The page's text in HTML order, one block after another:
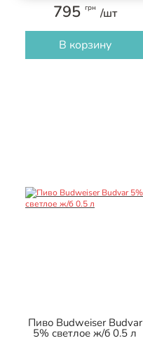
795 грн /шт
В корзину
Пиво Budweiser Budvar
5% светлое ж/б 0.5 л